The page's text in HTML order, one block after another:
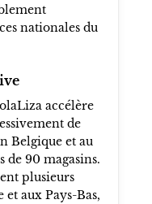
nationales du
accélère
de
Belgique et au
de 90 magasins.
plusieurs
aux Pays-Bas,